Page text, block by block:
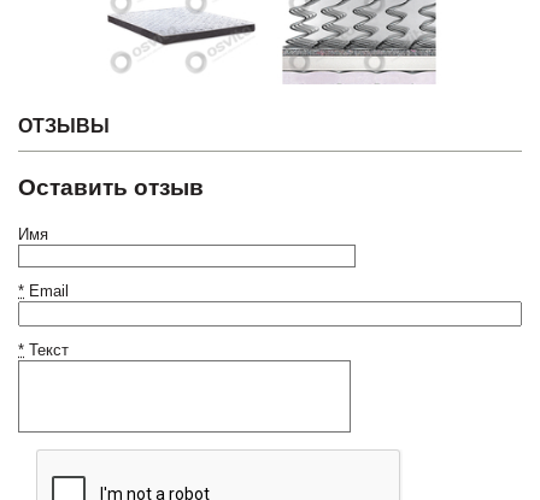
ОТЗЫВЫ
Оставить отзыв
Имя
* Email
* Текст